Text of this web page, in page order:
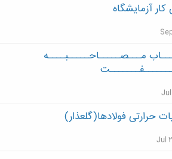
آزمایشگاه
مـــصـــــاحـــــبــــه
حرارتی فولادها(گلعذار)
Jul